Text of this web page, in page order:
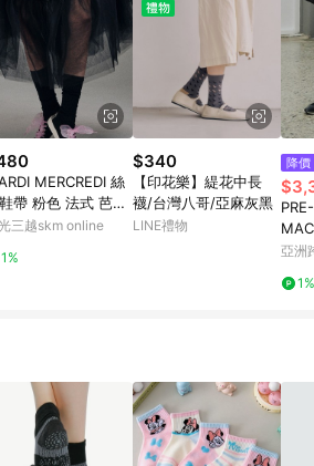
MERCREDI 絲
帶 粉色 法式 芭蕾
SHOELAC
三越skm online
1%
$340
【印花樂】緹花中長
襪/台灣八哥/亞麻灰黑
LINE禮物
降價
運動
亞洲
1%